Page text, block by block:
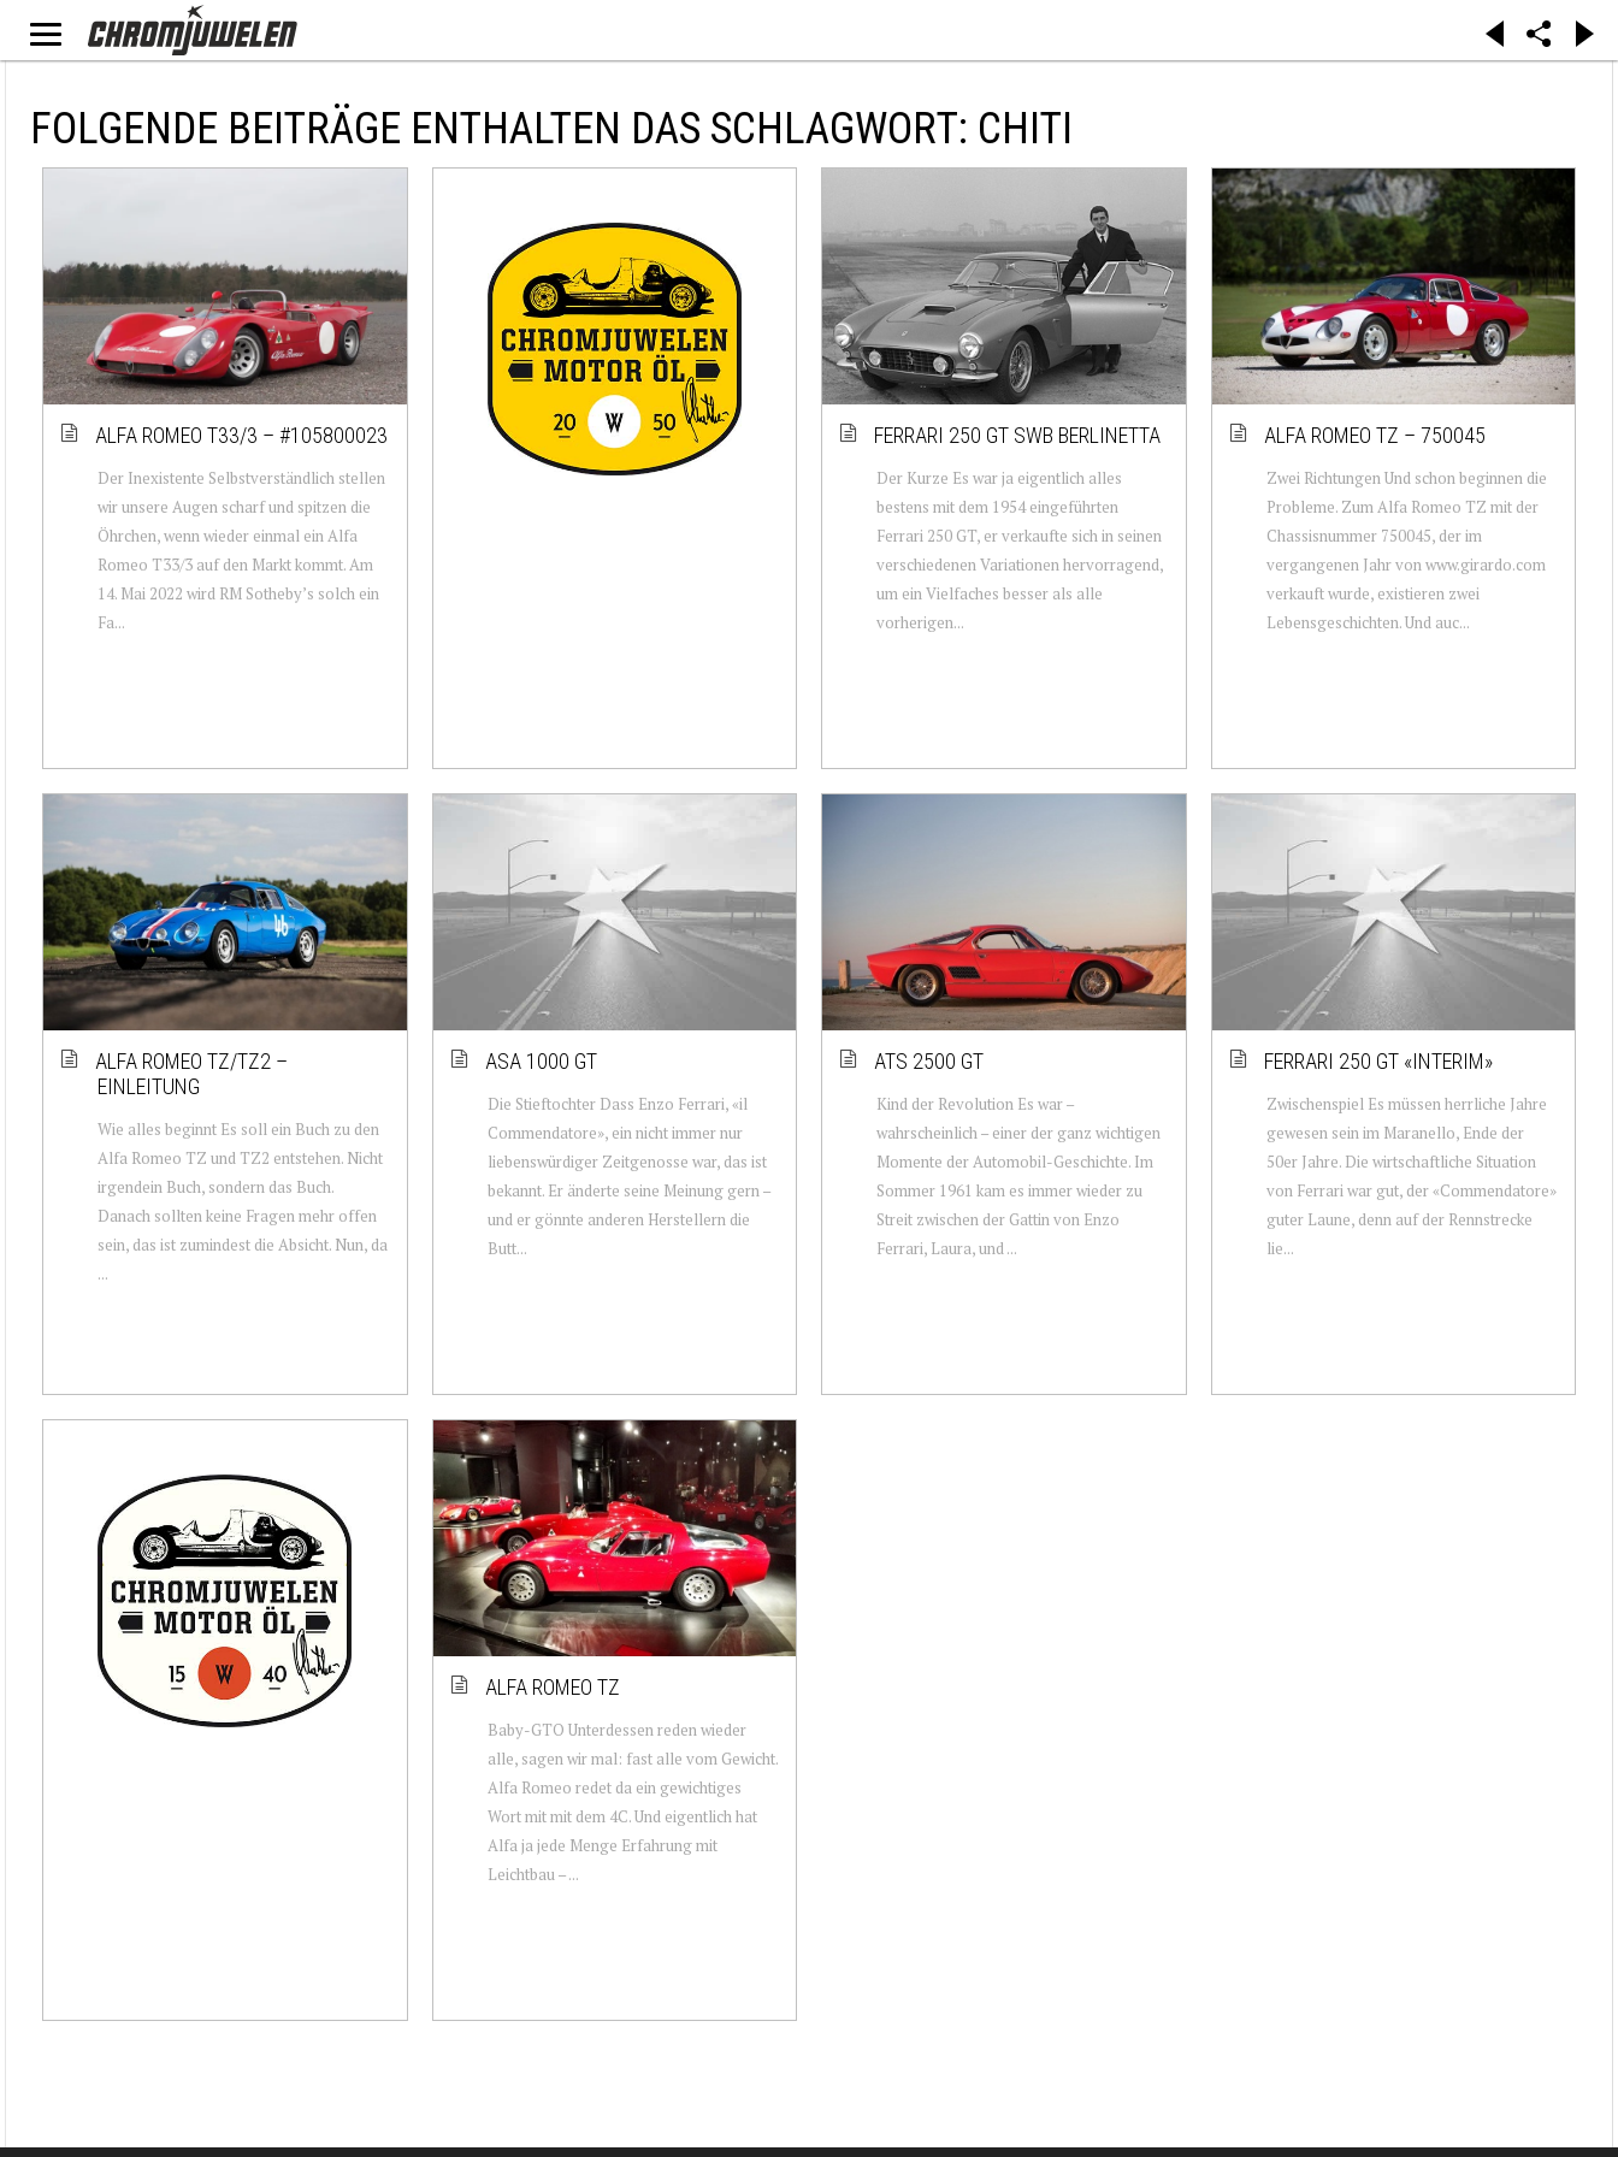
FOLGENDE BEITRÄGE ENTHALTEN DAS SCHLAGWORT: CHITI
ALFA ROMEO T33/3 – #105800023
Der Inexistente Selbstverständlich stellen
wir unsere Augen scharf und spitzen die
Öhrchen, wenn wieder einmal ein Alfa
Romeo T33/3 auf den Markt kommt. Am
14. Mai 2022 wird RM Sotheby’s solch ein
Fa...
FERRARI 250 GT SWB BERLINETTA
Der Kurze Es war ja eigentlich alles
bestens mit dem 1954 eingeführten
Ferrari 250 GT, er verkaufte sich in seinen
verschiedenen Variationen hervorragend,
um ein Vielfaches besser als alle
vorherigen...
ALFA ROMEO TZ – 750045
Zwei Richtungen Und schon beginnen die
Probleme. Zum Alfa Romeo TZ mit der
Chassisnummer 750045, der im
vergangenen Jahr von www.girardo.com
verkauft wurde, existieren zwei
Lebensgeschichten. Und auc...
ALFA ROMEO TZ/TZ2 –
EINLEITUNG
Wie alles beginnt Es soll ein Buch zu den
Alfa Romeo TZ und TZ2 entstehen. Nicht
irgendein Buch, sondern das Buch.
Danach sollten keine Fragen mehr offen
sein, das ist zumindest die Absicht. Nun, da
...
ASA 1000 GT
Die Stieftochter Dass Enzo Ferrari, «il
Commendatore», ein nicht immer nur
liebenswürdiger Zeitgenosse war, das ist
bekannt. Er änderte seine Meinung gern –
und er gönnte anderen Herstellern die
Butt...
ATS 2500 GT
Kind der Revolution Es war –
wahrscheinlich – einer der ganz wichtigen
Momente der Automobil-Geschichte. Im
Sommer 1961 kam es immer wieder zu
Streit zwischen der Gattin von Enzo
Ferrari, Laura, und ...
FERRARI 250 GT «INTERIM»
Zwischenspiel Es müssen herrliche Jahre
gewesen sein im Maranello, Ende der
50er Jahre. Die wirtschaftliche Situation
von Ferrari war gut, der «Commendatore»
guter Laune, denn auf der Rennstrecke
lie...
ALFA ROMEO TZ
Baby-GTO Unterdessen reden wieder
alle, sagen wir mal: fast alle vom Gewicht.
Alfa Romeo redet da ein gewichtiges
Wort mit mit dem 4C. Und eigentlich hat
Alfa ja jede Menge Erfahrung mit
Leichtbau – ...